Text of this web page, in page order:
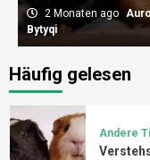
2 Monaten ago
Bytyqi
Häufig gelesen
5
Andere
Eine
Andere